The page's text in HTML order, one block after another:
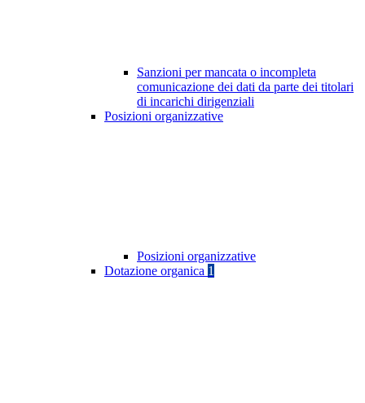
Sanzioni per mancata o incompleta
comunicazione dei dati da parte dei titolari
di incarichi dirigenziali
Posizioni organizzative
Posizioni organizzative
Dotazione organica 1